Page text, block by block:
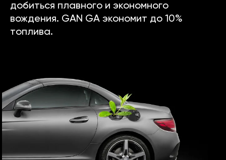
добиться плавного и экономного
вождения. GAN GA экономит до 10%
топлива.